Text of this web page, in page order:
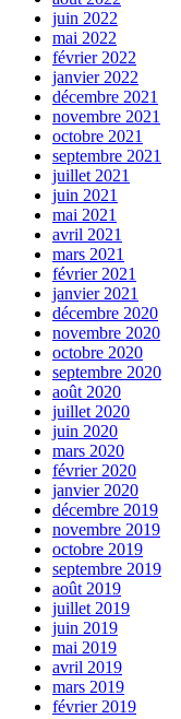
juin 2022
mai 2022
février 2022
janvier 2022
décembre 2021
novembre 2021
octobre 2021
septembre 2021
juillet 2021
juin 2021
mai 2021
avril 2021
mars 2021
février 2021
janvier 2021
décembre 2020
novembre 2020
octobre 2020
septembre 2020
août 2020
juillet 2020
juin 2020
mars 2020
février 2020
janvier 2020
décembre 2019
novembre 2019
octobre 2019
septembre 2019
août 2019
juillet 2019
juin 2019
mai 2019
avril 2019
mars 2019
février 2019